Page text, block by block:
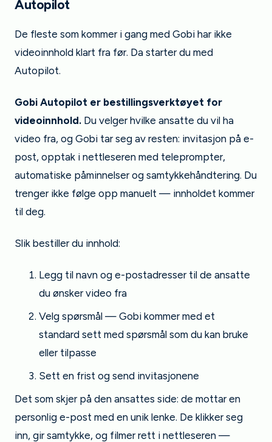
Autopilot
De fleste som kommer i gang med Gobi har ikke
videoinnhold klart fra før. Da starter du med
Autopilot.
Gobi Autopilot er bestillingsverktøyet for
videoinnhold. Du velger hvilke ansatte du vil ha
video fra, og Gobi tar seg av resten: invitasjon på e-
post, opptak i nettleseren med teleprompter,
automatiske påminnelser og samtykkehåndtering. Du
trenger ikke følge opp manuelt — innholdet kommer
til deg.
Slik bestiller du innhold:
Legg til navn og e-postadresser til de ansatte
du ønsker video fra
Velg spørsmål — Gobi kommer med et
standard sett med spørsmål som du kan bruke
eller tilpasse
Sett en frist og send invitasjonene
Det som skjer på den ansattes side: de mottar en
personlig e-post med en unik lenke. De klikker seg
inn, gir samtykke, og filmer rett i nettleseren —